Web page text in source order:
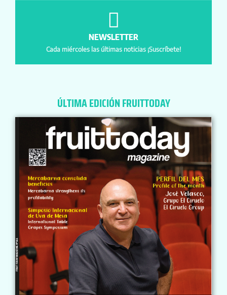
NEWSLETTER
Cada miércoles las últimas noticias ¡Suscríbete!
ÚLTIMA EDICIÓN FRUITTODAY